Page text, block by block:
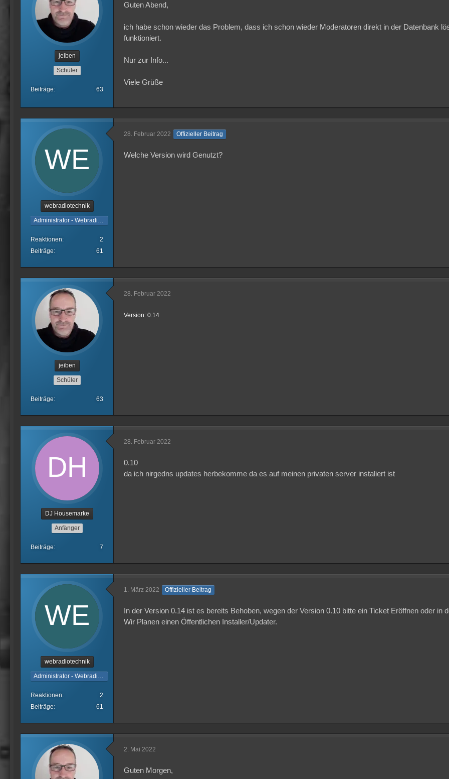
jeiben
Schüler
Beiträge 63
Guten Abend,
ich habe schon wieder das Problem, dass ich schon wieder Moderatoren direkt in der Datenbank
funktioniert.
Nur zur Info...
Viele Grüße
webradiotechnik
Reaktionen
2
Beiträge
61
28. Februar 2022 Offizieller Beitrag
Welche Version wird Genutzt?
jeiben
Schüler
Beiträge 63
28. Februar 2022
Version: 0.14
DJ Housemarke
Anfänger
Beiträge 7
28. Februar 2022
0.10
da ich nirgedns updates herbekomme da es auf meinen privaten server instaliert ist
webradiotechnik
Reaktionen
2
Beiträge
61
1. März 2022 Offizieller Beitrag
In der Version 0.14 ist es bereits Behoben, wegen der Version 0.10 bitte ein Ticket Eröffnen oder in
Wir Planen einen Öffentlichen Installer/Updater.
2. Mai 2022
Guten Morgen,